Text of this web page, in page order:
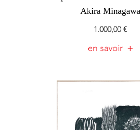
Akira Minagawa
1.000,00€
en savoir